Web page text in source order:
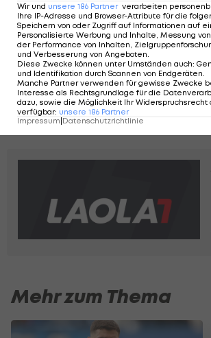
Hier geht es zu Teil 1 der
Mehr zum Thema
Wir und unsere 186 Partner verarbeiten
Ihre IP-Adresse und Browser-Attribute für die
Speichern von oder Zugriff auf Informationen auf
Personalisierte Werbung und Inhalte, Messung
der Performance von Inhalten,
und Verbesserung von Angeboten
Diese Zwecke können unter Umständen auch:
und Identifikation durch Scannen von Endgeräten
Manche Partner verwenden für gewisse Zwecke
Interesse als Rechtsgrundlage für die
dazu, sowie die Möglichkeit Ihr Widerspruchsrecht
verfügbar: unsere 186 Partner
Impressum|Datenschutzrichtlinie